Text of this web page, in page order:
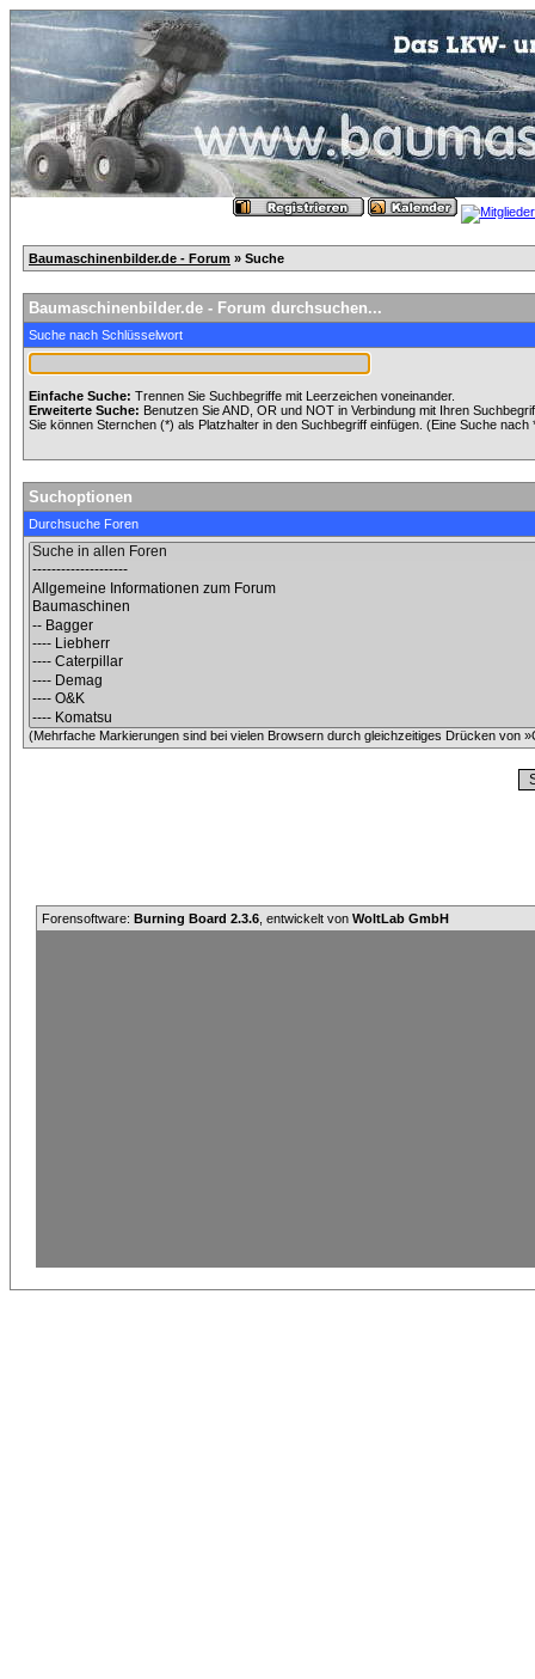
Baumaschinenbilder.de - Forum » Suche
Baumaschinenbilder.de - Forum durchsuchen...
Suche nach Schlüsselwort
Einfache Suche: Trennen Sie Suchbegriffe mit Leerzeichen voneinander.
Erweiterte Suche: Benutzen Sie AND, OR und NOT in Verbindung mit Ihren
Sie können Sternchen (*) als Platzhalter in den Suchbegriff einfügen. (Eine Suche
Suchoptionen
Durchsuche Foren
(Mehrfache Markierungen sind bei vielen Browsern durch gleichzeitiges Drücken von
Forensoftware: Burning Board 2.3.6 , entwickelt von WoltLab GmbH